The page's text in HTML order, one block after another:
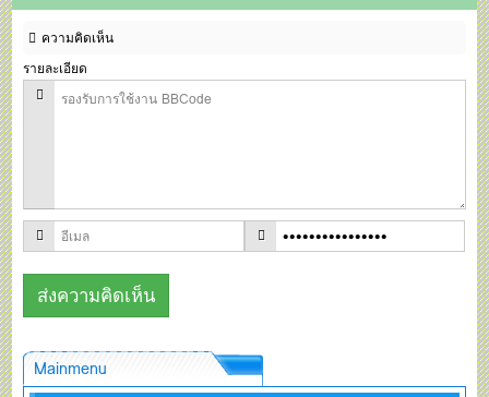
ความคิดเห็น
รายละเอียด
Mainmenu